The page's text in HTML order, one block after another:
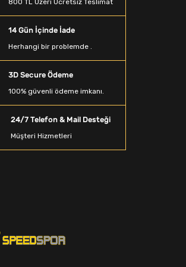
Aksesuarları
Saç Bandı
Matarası
Sehpaları
800 TL Üzeri Ücretsiz Teslimat
14 Gün İçinde İade
Herhangi bir problemde .
3D Secure Ödeme
100% güvenli ödeme imkanı.
24/7 Telefon & Mail Desteği
Müşteri Hizmetleri